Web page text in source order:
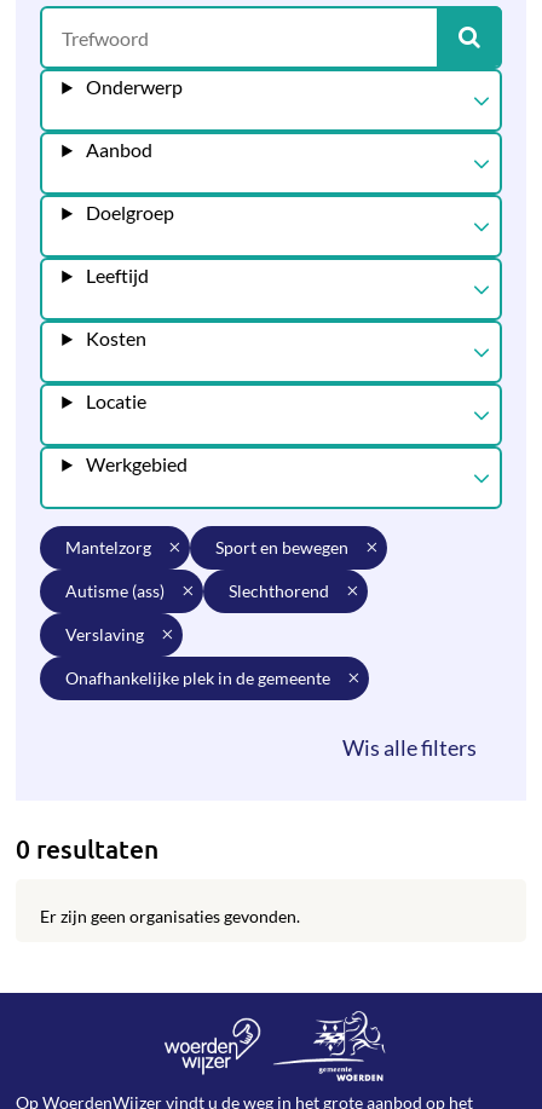
Onderwerp
Aanbod
Doelgroep
Leeftijd
Kosten
Locatie
Werkgebied
mantelzorg sport en bewegen
autisme (ass) slechthorend
verslaving
onafhankelijke plek in de gemeente
0 resultaten
Er zijn geen organisaties gevonden.
Op WoerdenWijzer vindt u de weg in het grote aanbod op het